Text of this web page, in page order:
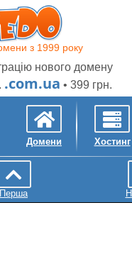
з 1999 року
нового домену
.com.ua • 399 грн.
Домени Хостинг
Перша